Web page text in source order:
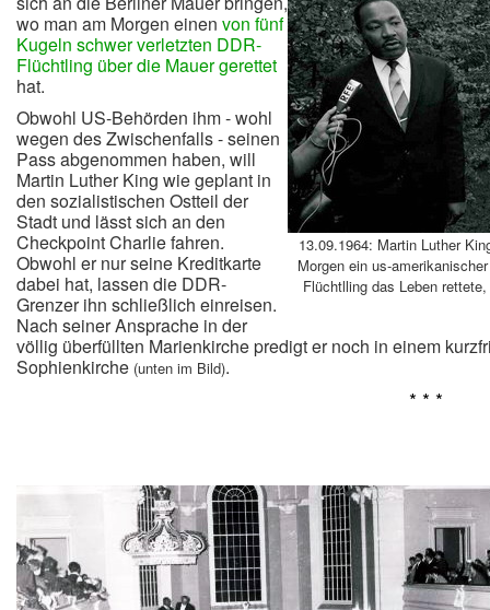
13.09.1964: Martin Luther
Morgen ein us-
Flüchtlling das Leben
wo man am Morgen einen von fünf
Kugeln schwer verletzten DDR-
Flüchtling über die Mauer gerettet
hat.
Obwohl US-Behörden ihm - wohl
wegen des Zwischenfalls - seinen
Pass abgenommen haben, will
Martin Luther King wie geplant in
den sozialistischen Ostteil der
Stadt und lässt sich an den
Checkpoint Charlie fahren.
Obwohl er nur seine Kreditkarte
dabei hat, lassen die DDR-
Grenzer ihn schließlich einreisen.
Nach seiner Ansprache in der
völlig überfüllten Marienkirche predigt er noch in einem
Sophienkirche (unten im Bild).
* * *